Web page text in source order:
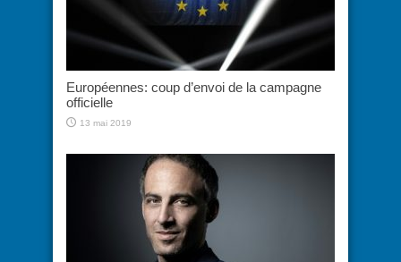
Européennes: coup d’envoi de la campagne
officielle
13 mai 2019